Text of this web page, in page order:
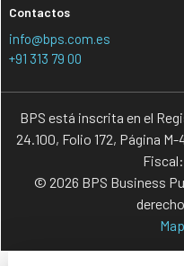
Contactos
info@bps.com.es
+91 313 79 00
BPS está inscrita en el
24.100, Folio 172, Página
© 2026 BPS Business